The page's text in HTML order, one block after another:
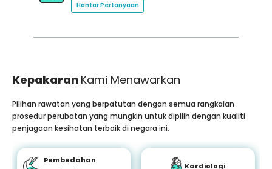
Hantar Pertanyaan
Kepakaran Kami Menawarkan
Pilihan rawatan yang berpatutan dengan semua rangkaian
prosedur perubatan yang mungkin untuk dipilih dengan kualiti
penjagaan kesihatan terbaik di negara ini.
Pembedahan
Kardiologi